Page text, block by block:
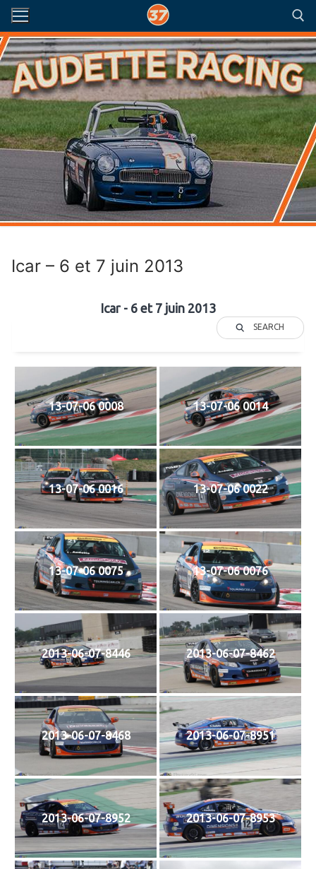
Aller
au
contenu
Rechercher :
Icar – 6 et 7 juin 2013
Icar - 6 et 7 juin 2013
SEARCH
13-07-06 0008 13-07-06 0014
13-07-06 0016 13-07-06 0022
13-07-06 0075 13-07-06 0076
2013-06-07-8446 2013-06-07-8462
2013-06-07-8468 2013-06-07-8951
2013-06-07-8952 2013-06-07-8953